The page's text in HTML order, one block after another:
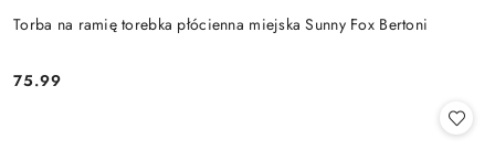
Torba na ramię torebka płócienna miejska Sunny Fox Bertoni
Cena:
75.99